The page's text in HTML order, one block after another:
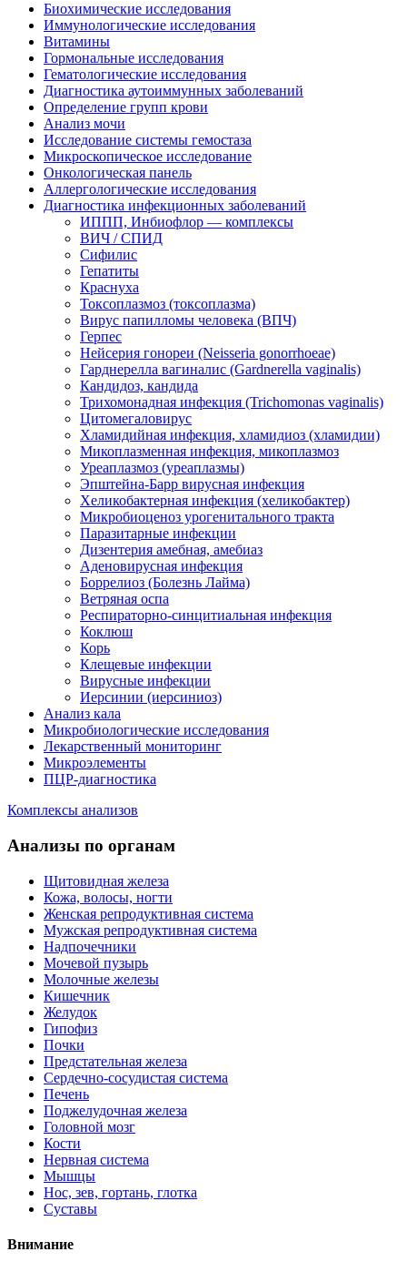
Биохимические исследования
Иммунологические исследования
Витамины
Гормональные исследования
Гематологические исследования
Диагностика аутоиммунных заболеваний
Определение групп крови
Анализ мочи
Исследование системы гемостаза
Микроскопическое исследование
Онкологическая панель
Аллергологические исследования
Диагностика инфекционных заболеваний
ИППП, Инбиофлор — комплексы
ВИЧ / СПИД
Сифилис
Гепатиты
Краснуха
Токсоплазмоз (токсоплазма)
Вирус папилломы человека (ВПЧ)
Герпес
Нейсерия гонореи (Neisseria gonorrhoeae)
Гарднерелла вагиналис (Gardnerella vaginalis)
Кандидоз, кандида
Трихомонадная инфекция (Trichomonas vaginalis)
Цитомегаловирус
Хламидийная инфекция, хламидиоз (хламидии)
Микоплазменная инфекция, микоплазмоз
Уреаплазмоз (уреаплазмы)
Эпштейна-Барр вирусная инфекция
Хеликобактерная инфекция (хеликобактер)
Микробиоценоз урогенитального тракта
Паразитарные инфекции
Дизентерия амебная, амебиаз
Аденовирусная инфекция
Боррелиоз (Болезнь Лайма)
Ветряная оспа
Респираторно-синцитиальная инфекция
Коклюш
Корь
Клещевые инфекции
Вирусные инфекции
Иерсинии (иерсиниоз)
Анализ кала
Микробиологические исследования
Лекарственный мониторинг
Микроэлементы
ПЦР-диагностика
Комплексы анализов
Анализы по органам
Щитовидная железа
Кожа, волосы, ногти
Женская репродуктивная система
Мужская репродуктивная система
Надпочечники
Мочевой пузырь
Молочные железы
Кишечник
Желудок
Гипофиз
Почки
Предстательная железа
Сердечно-сосудистая система
Печень
Поджелудочная железа
Головной мозг
Кости
Нервная система
Мышцы
Нос, зев, гортань, глотка
Суставы
Внимание